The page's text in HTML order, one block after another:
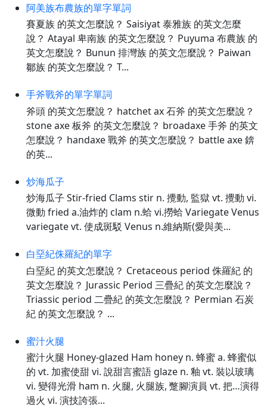
阿美族布農族的單字單詞
賽夏族 的英文怎麼說？ Saisiyat 泰雅族 的英文怎麼
說？ Atayal 卑南族 的英文怎麼說？ Puyuma 布農族 的
英文怎麼說？ Bunun 排灣族 的英文怎麼說？ Paiwan
鄒族 的英文怎麼說？ T...
手斧戰斧的單字單詞
斧頭 的英文怎麼說？ hatchet ax 石斧 的英文怎麼說？
stone axe 板斧 的英文怎麼說？ broadaxe 手斧 的英文
怎麼說？ handaxe 戰斧 的英文怎麼說？ battle axe 錛
的英...
炒海瓜子
炒海瓜子 Stir-fried Clams stir n. 攪動, 監獄 vt. 攪動 vi.
微動 fried a.油炸的 clam n.蛤 vi.撈蛤 Variegate Venus
variegate vt. 使成斑駁 Venus n.維納斯(愛與美...
白堊紀侏羅紀的單字
白堊紀 的英文怎麼說？ Cretaceous period 侏羅紀 的
英文怎麼說？ Jurassic Period 三疊紀 的英文怎麼說？
Triassic period 二疊紀 的英文怎麼說？ Permian 石炭
紀 的英文怎麼說？ ...
蜜汁火腿
蜜汁火腿 Honey-glazed Ham honey n. 蜂蜜 a. 蜂蜜似
的 vt. 加蜜使甜 vi. 說甜言蜜語 glaze n. 釉 vt. 裝以玻璃
vi. 變得光滑 ham n. 火腿, 火腿族, 蹩腳演員 vt. 把…演得
過火 vi. 演技誇張...